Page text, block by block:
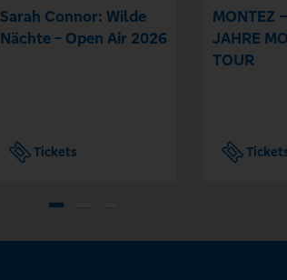
Sarah Connor: Wilde
Nächte - Open Air 2026
Tickets
MONTEZ
JAHRE
TOUR